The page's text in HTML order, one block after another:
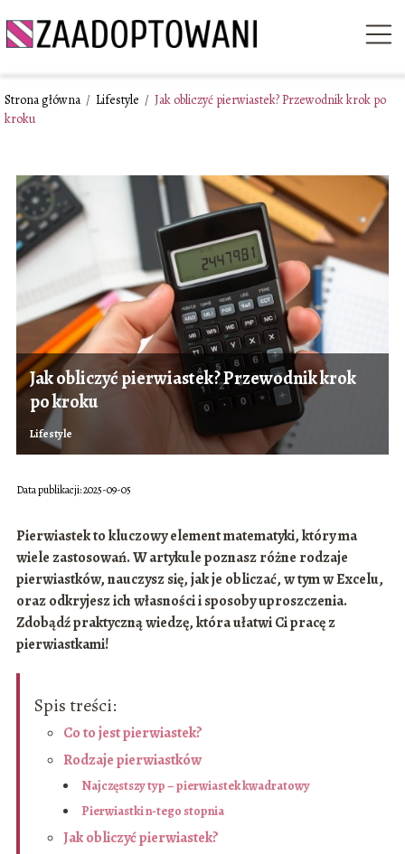
Strona główna / Lifestyle / Jak obliczyć pierwiastek? Przewodnik krok po
kroku
Jak obliczyć pierwiastek? Przewodnik krok
po kroku
Lifestyle
Data publikacji: 2025-09-05
Pierwiastek to kluczowy element matematyki, który ma
wiele zastosowań. W artykule poznasz różne rodzaje
pierwiastków, nauczysz się, jak je obliczać, w tym w Excelu,
oraz odkryjesz ich własności i sposoby uproszczenia.
Zdobądź praktyczną wiedzę, która ułatwi Ci pracę z
pierwiastkami!
Spis treści:
Co to jest pierwiastek?
Rodzaje pierwiastków
Najczęstszy typ – pierwiastek kwadratowy
Pierwiastki n-tego stopnia
Jak obliczyć pierwiastek?